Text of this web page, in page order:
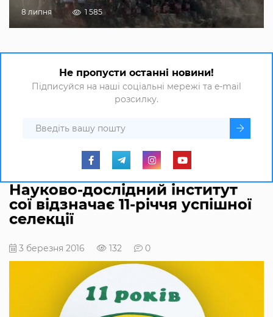
8 липня 1 585
Не пропусти останні новини!
Підписуйся на наші соціальні мережі та e-mail
розсилку.
Науково-дослідний інститут
сої відзначає 11-річчя успішної
селекції
3 березня 2016 132 0